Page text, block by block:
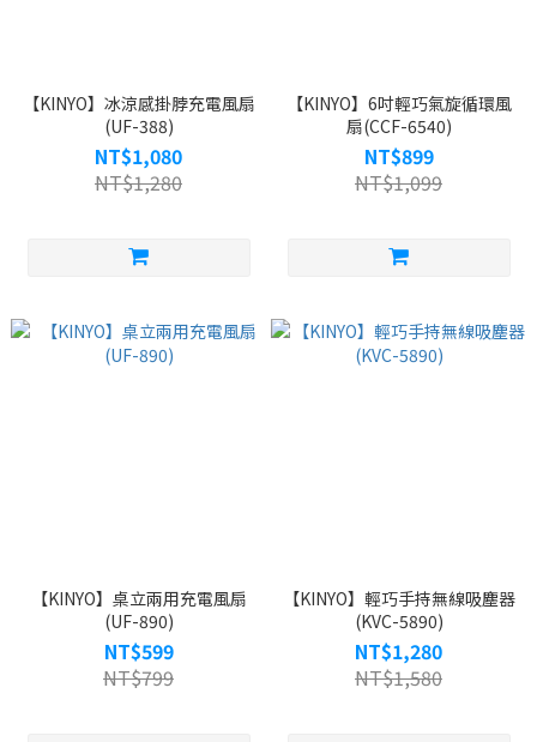
【KINYO】冰涼感掛脖充電風扇
(UF-388)
NT$1,080
NT$1,280
【KINYO】6吋輕巧氣旋循環風
扇(CCF-6540)
NT$899
NT$1,099
【KINYO】桌立兩用充電風扇
(UF-890)
NT$599
NT$799
【KINYO】輕巧手持無線吸塵器
(KVC-5890)
NT$1,280
NT$1,580